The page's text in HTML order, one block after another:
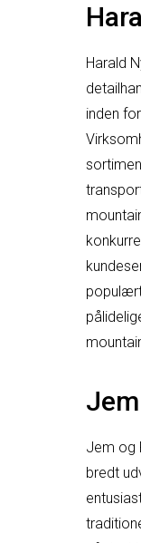
Harald
inden
Jem og
bredt